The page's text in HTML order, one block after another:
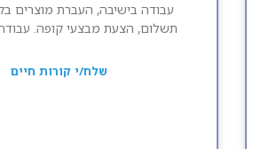
עבודה בישיבה, העברת מוצרים
תשלום, הצעת מבצעי קופה.
שלח/י קורות חיים